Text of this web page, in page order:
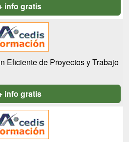
info gratis
Eficiente de Proyectos y Trabajo
info gratis